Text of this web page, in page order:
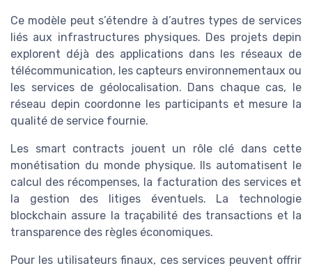
Ce modèle peut s’étendre à d’autres types de services
liés aux infrastructures physiques. Des projets depin
explorent déjà des applications dans les réseaux de
télécommunication, les capteurs environnementaux ou
les services de géolocalisation. Dans chaque cas, le
réseau depin coordonne les participants et mesure la
qualité de service fournie.
Les smart contracts jouent un rôle clé dans cette
monétisation du monde physique. Ils automatisent le
calcul des récompenses, la facturation des services et
la gestion des litiges éventuels. La technologie
blockchain assure la traçabilité des transactions et la
transparence des règles économiques.
Pour les utilisateurs finaux, ces services peuvent offrir